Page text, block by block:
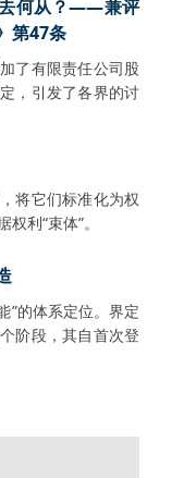
去何从？——兼评
第47条
了有限责任公司股
，引发了各界的讨
将它们标准化为权
利“束体”。
”的体系定位。界定
阶段，其自首次登